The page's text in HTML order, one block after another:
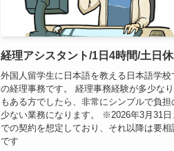
経理アシスタント/1日4時間/土日
外国人留学生に日本語を教える日本語学校
の経理事務です。 経理事務経験が多少なり
もある方でしたら、非常にシンプルで負担
少ない業務になります。 ※2026年3月31日
での契約を想定しており、それ以降は要相
です